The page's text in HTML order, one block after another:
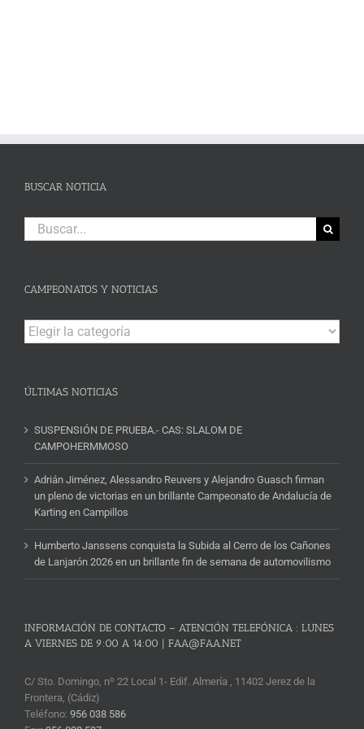
BUSCAR NOTICIA
Buscar:
CAMPEONATOS Y NOTICIAS
Campeonatos
y
ÚLTIMAS NOTICIAS
SUSPENSIÓN DE PRUEBA.- CAS: SLALOM DE
CAMPOHERMMOSO
Adrián Jiménez, Alessandro Reuvers y Alejandro Guasch firman
un pleno de victorias en un brillante Campeonato de Andalucía de
Karting en Campillos
Humberto Janssens conquista la Subida al Cerro de los Cañones
de Lanjarón 2026 en un brillante fin de semana de automovilismo
INFORMACIÓN DE CONTACTO – ATENCIÓN TELEFÓNICA : LUNES
A VIERNES DE 9:00 A 14:00 | FAA@FAA.NET
C/ Sto. Domingo, nº 22 Local 1- Edif. Almería , 11402 Jerez de la
Frontera, (Cádiz)
Teléfono: 956 038 586